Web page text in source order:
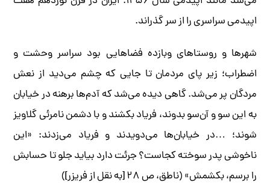
اپیدمی سراسری را از سر گذراند.
شهرها و روستاهای وبا‌زده فضاهایی بود سراسر وحشت و
اضطراب؛ زیر پای مردمان تا جایی که چشم می‌دید از نعش
مردگان پر می‌شد. گاهی دیده می‌شد که آدم‌ها برهنه در خیابان
به این سو و آن‌سو بدوند، فریاد بکشند و با دشمن نامرئی گلاویز
شوند؛ …در خیابان‌ها می‌دویدند و فریاد می‌زدند: «این
ناخوشی پدر سوخته کجاست؟ جرئت دارد بیاید جلو تا حسابش
را برسم، بکشمش» (ناطق، ص ۲۸ [به نقل از فریزر])